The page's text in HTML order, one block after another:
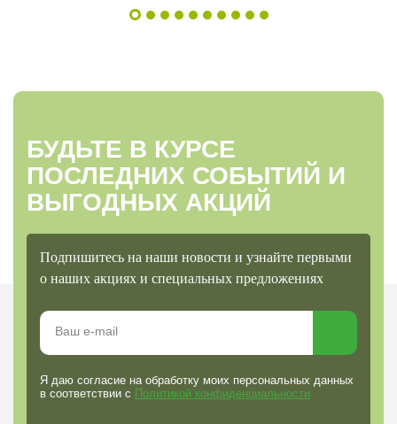
БУДЬТЕ В КУРСЕ
ПОСЛЕДНИХ СОБЫТИЙ И
ВЫГОДНЫХ АКЦИЙ
Подпишитесь на наши новости и узнайте первыми
о наших акциях и специальных предложениях
Я даю согласие на обработку моих персональных данных
в соответствии с Политикой конфиденциальности